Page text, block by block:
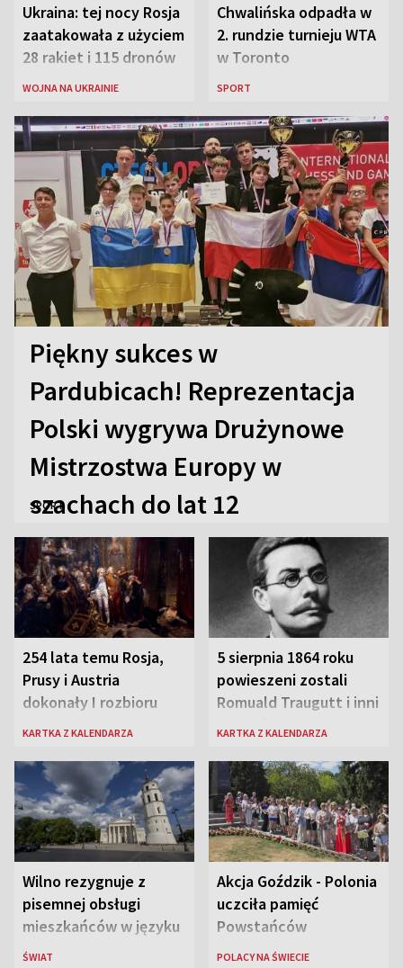
Ukraina: tej nocy Rosja
zaatakowała z użyciem
28 rakiet i 115 dronów
WOJNA NA UKRAINIE
Chwalińska odpadła w
2. rundzie turnieju WTA
w Toronto
SPORT
Piękny sukces w
Pardubicach! Reprezentacja
Polski wygrywa Drużynowe
Mistrzostwa Europy w
szachach do lat 12
SPORT
254 lata temu Rosja,
Prusy i Austria
dokonały I rozbioru
Polski
KARTKA Z KALENDARZA
5 sierpnia 1864 roku
powieszeni zostali
Romuald Traugutt i inni
przywódcy Powstania
KARTKA Z KALENDARZA
Wilno rezygnuje z
pisemnej obsługi
mieszkańców w języku
rosyjskim
ŚWIAT
Akcja Goździk - Polonia
uczciła pamięć
Powstańców
Warszawskich
POLACY NA ŚWIECIE